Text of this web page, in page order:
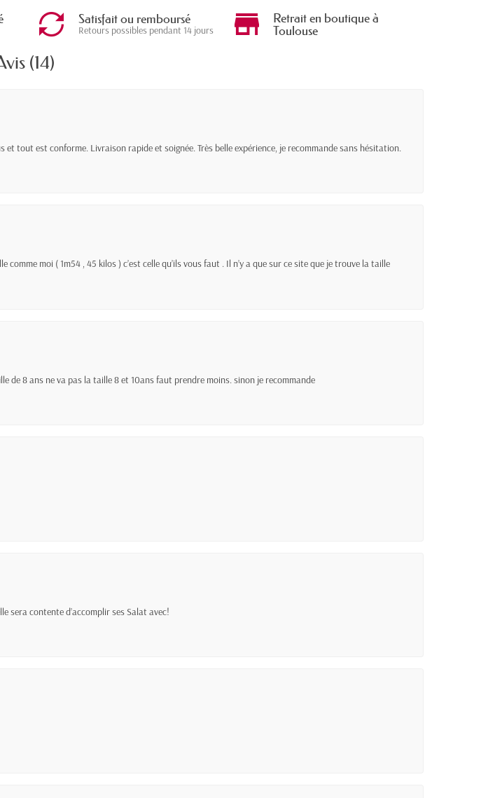
Satisfait ou remboursé
Retours possibles pendant 14 jours
Retrait en boutique à
Toulouse
(14)
tout est conforme. Livraison rapide et soignée. Très belle expérience, je recommande sans hésitation.
moi ( 1m54 , 45 kilos ) c’est celle qu’ils vous faut . Il n’y a que sur ce site que je trouve la taille
de 8 ans ne va pas la taille 8 et 10ans faut prendre moins. sinon je recommande
sera contente d’accomplir ses Salat avec!